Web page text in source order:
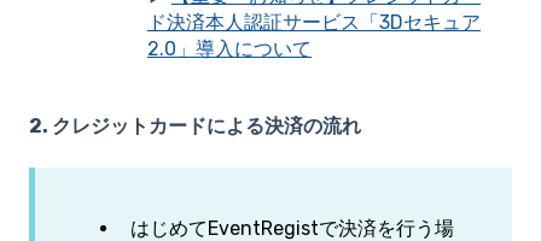
ド決済本人認証サービス「3Dセキュア
2.0」導入について
2. クレジットカードによる決済の流れ
はじめてEventRegistで決済を行う場